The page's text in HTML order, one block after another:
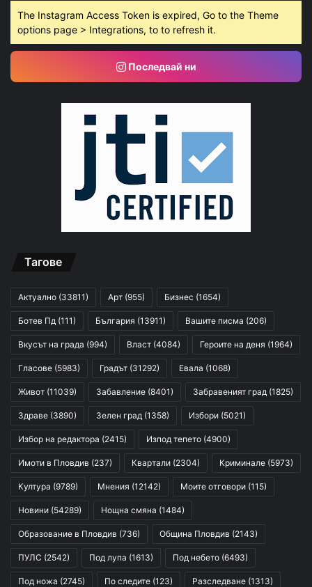
The Instagram Access Token is expired, Go to the Theme
options page > Integrations, to to refresh it.
Последвай ни
Тагове
Актуално (33811) Арт (955) Бизнес (1654)
Ботев Пд (111) България (13911) Вашите писма (206)
Вкусът на града (994) Власт (4084) Героите на деня (1964)
Гласове (5983) Градът (31292) Евала (1068)
Живот (11039) Забавление (8401) Забравеният град (1825)
Здраве (3890) Зелен град (1358) Избори (5021)
Избор на редактора (2415) Изпод тепето (4900)
Имоти в Пловдив (237) Квартали (2304) Криминале (5973)
Култура (9789) Мнения (12142) Моите отговори (115)
Новини (54289) Нощна смяна (1484)
Образование в Пловдив (736) Община Пловдив (2143)
ПУЛС (2542) Под лупа (1613) Под небето (6493)
Под ножа (2745) По следите (123) Разследване (1313)